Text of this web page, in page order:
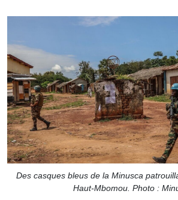
Des casques bleus de la Minusca
Haut-Mbomou. Photo :